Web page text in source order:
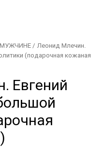
МУЖЧИНЕ / Леонид Млечин.
(подарочная кожаная
Евгений